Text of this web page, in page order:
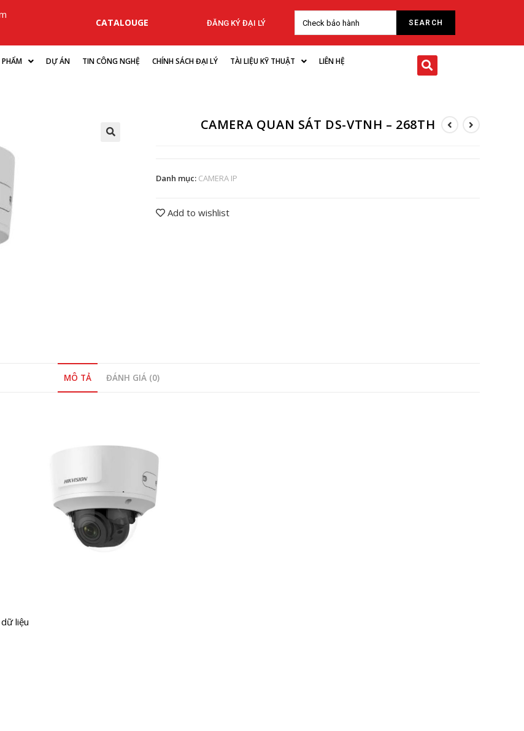
CATALOUGE ĐĂNG KÝ ĐẠI LÝ
DỰ ÁN TIN CÔNG NGHỆ CHÍNH SÁCH ĐẠI LÝ TÀI LIỆU KỸ THUẬT LIÊN HỆ
CAMERA QUAN SÁT DS-VTNH – 268TH
Danh mục: CAMERA IP
Add to wishlist
MÔ TẢ ĐÁNH GIÁ (0)
liệu